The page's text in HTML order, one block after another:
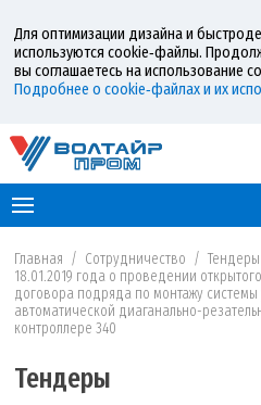
Для оптимизации дизайна и
используются cookie‑файлы.
вы соглашаетесь на использование
Подробнее о cookie‑файлах и их
Главная / Сотрудничество / Тендеры
18.01.2019 года о проведении
договора подряда по монтажу
автоматической диаганально-
контроллере 340
Тендеры